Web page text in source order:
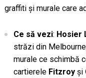
graffiti și murale care
Ce să vezi: Hosier
străzi din
murale ce schimbă
cartierele Fitzroyși